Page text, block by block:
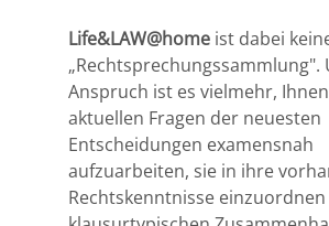
Life&LAW@home ist dabei
„Rechtsprechungssammlung".
Anspruch ist es vielmehr,
aktuellen Fragen der neuesten
Entscheidungen examensnah
aufzuarbeiten, sie in ihre
Rechtskenntnisse